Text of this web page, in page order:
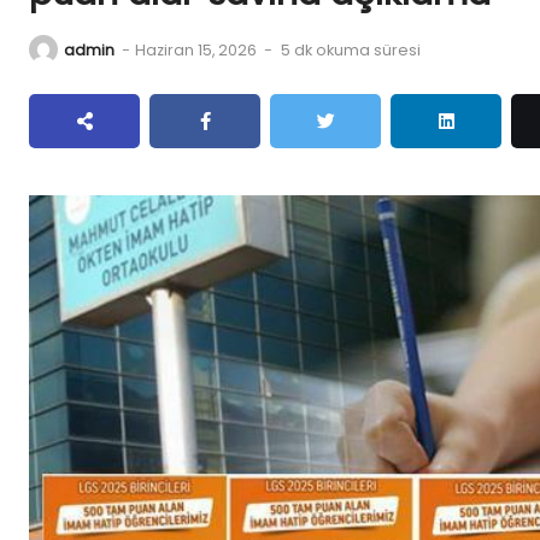
admin - Haziran 15, 2026 - 5 dk okuma süresi